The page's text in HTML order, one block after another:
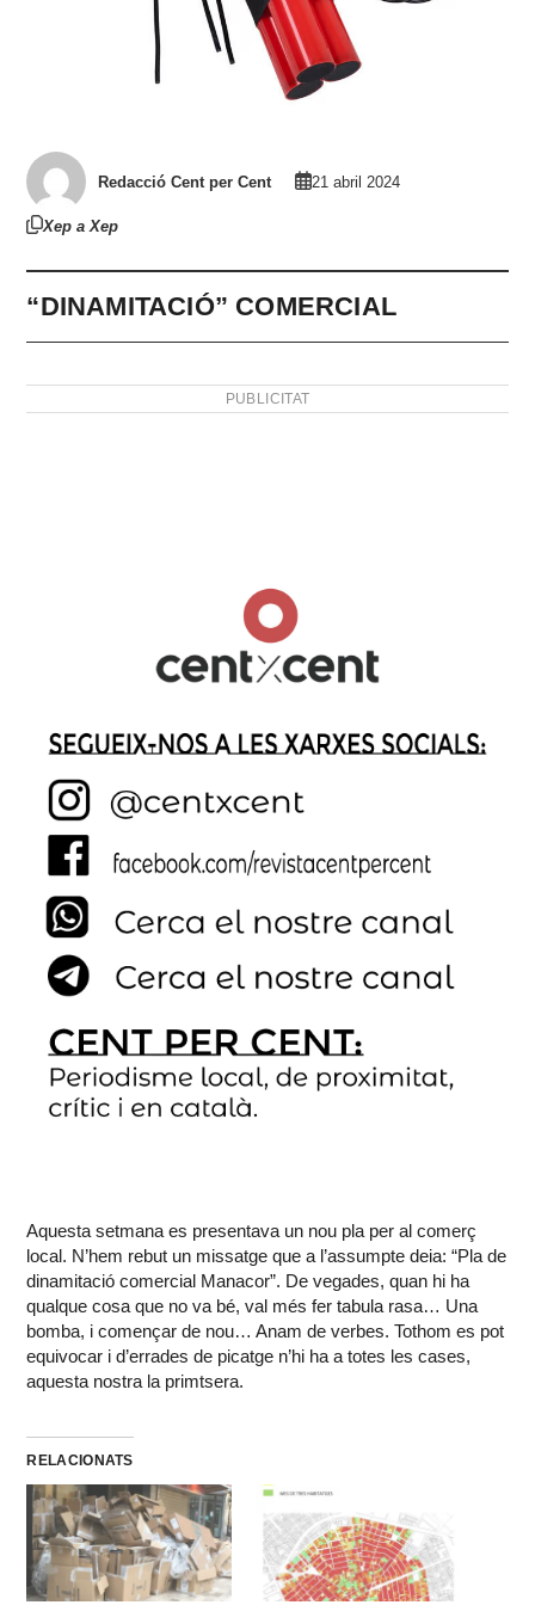
Redacció Cent per Cent 21 abril 2024
Xep a Xep
“DINAMITACIÓ” COMERCIAL
PUBLICITAT
Aquesta setmana es presentava un nou pla per al comerç
local. N’hem rebut un missatge que a l’assumpte deia: “Pla de
dinamitació comercial Manacor”. De vegades, quan hi ha
qualque cosa que no va bé, val més fer tabula rasa… Una
bomba, i començar de nou… Anam de verbes. Tothom es pot
equivocar i d’errades de picatge n’hi ha a totes les cases,
aquesta nostra la primtsera.
RELACIONATS